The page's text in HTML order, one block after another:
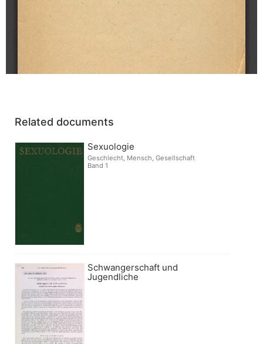
Related documents
Sexuologie
Geschlecht, Mensch, Gesellschaft
Band 1
Schwangerschaft und
Jugendliche